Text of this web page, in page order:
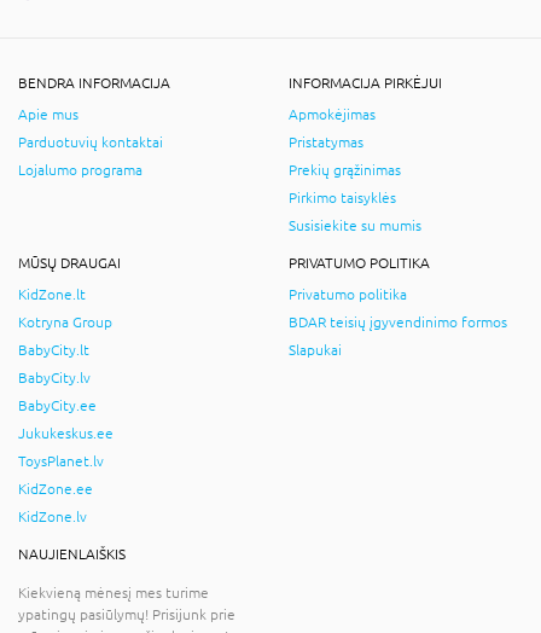
BENDRA INFORMACIJA
Apie mus
Parduotuvių kontaktai
Lojalumo programa
INFORMACIJA PIRKĖJUI
Apmokėjimas
Pristatymas
Prekių grąžinimas
Pirkimo taisyklės
Susisiekite su mumis
MŪSŲ DRAUGAI
KidZone.lt
Kotryna Group
BabyCity.lt
BabyCity.lv
BabyCity.ee
Jukukeskus.ee
ToysPlanet.lv
KidZone.ee
KidZone.lv
PRIVATUMO POLITIKA
Privatumo politika
BDAR teisių įgyvendinimo formos
Slapukai
NAUJIENLAIŠKIS
Kiekvieną mėnesį mes turime
ypatingų pasiūlymų! Prisijunk prie